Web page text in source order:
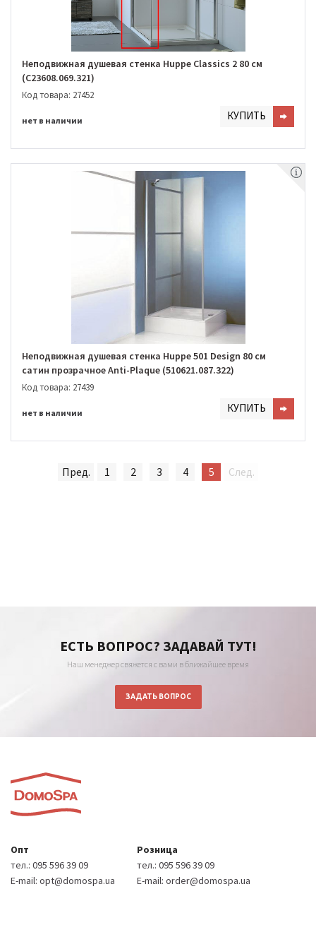
Неподвижная душевая стенка Huppe Classics 2 80 см
(C23608.069.321)
Код товара: 27452
нет в наличии КУПИТЬ
Неподвижная душевая стенка Huppe 501 Design 80 см
сатин прозрачное Anti-Plaque (510621.087.322)
Код товара: 27439
нет в наличии КУПИТЬ
Пред. 1 2 3 4 5 След.
ЕСТЬ ВОПРОС? ЗАДАВАЙ ТУТ!
Наш менеджер свяжется с вами в ближайшее время
ЗАДАТЬ ВОПРОС
Опт
тел.: 095 596 39 09
E-mail: opt@domospa.ua
Розница
тел.: 095 596 39 09
E-mail: order@domospa.ua